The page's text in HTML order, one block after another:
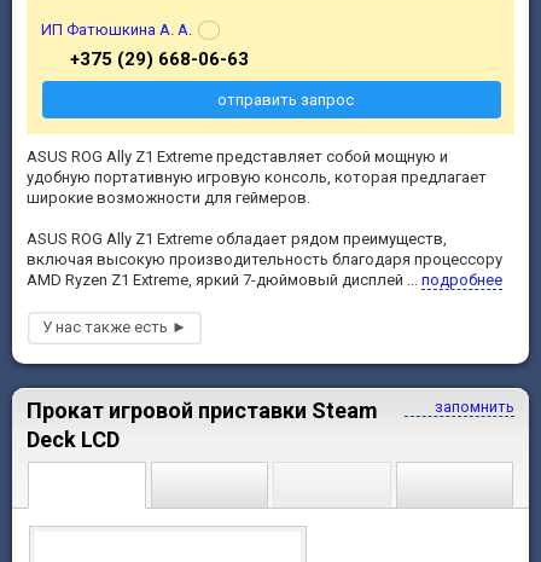
ASUS ROG Ally Z1 Extreme представляет собой мощную и
удобную портативную игровую консоль, которая предлагает
широкие возможности для геймеров.
ASUS ROG Ally Z1 Extreme обладает рядом преимуществ,
включая высокую производительность благодаря процессору
AMD Ryzen Z1 Extreme, яркий 7-дюймовый дисплей ... подробнее
ИП Фатюшкина А. А.
+375 (29) 668-06-63
отправить запрос
запомнить
Прокат игровой приставки Steam
Deck LCD